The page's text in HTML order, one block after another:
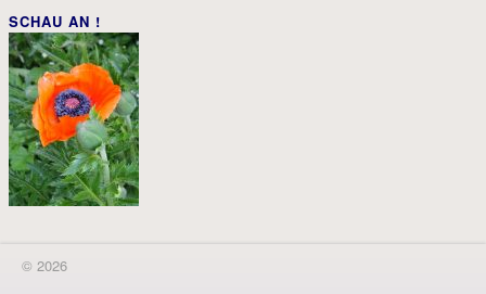
SCHAU AN !
© 2026